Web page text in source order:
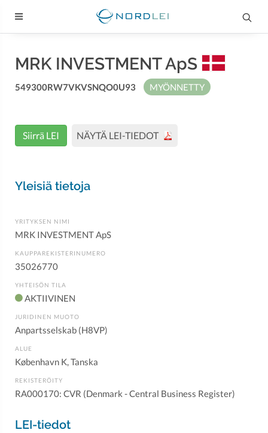
MRK INVESTMENT ApS
549300RW7VKVSNQO0U93 MYÖNNETTY
Siirrä LEI NÄYTÄ LEI-TIEDOT
Yleisiä tietoja
YRITYKSEN NIMI
MRK INVESTMENT ApS
KAUPPAREKISTERINUMERO
35026770
YHTEISÖN TILA
AKTIIVINEN
JURIDINEN MUOTO
Anpartsselskab (H8VP)
ALUE
København K, Tanska
REKISTERÖITY
RA000170: CVR (Denmark - Central Business Register)
LEI-tiedot